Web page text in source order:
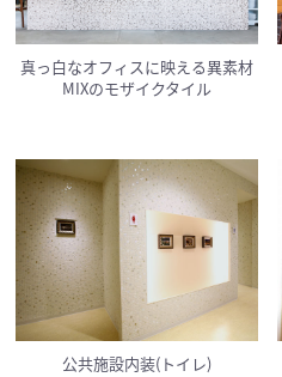
真っ白なオフィスに映える異素材
MIXのモザイクタイル
公共施設内装(トイレ)